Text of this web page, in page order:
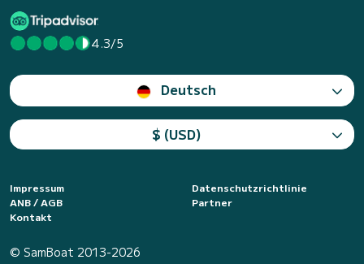
4.3/5
Deutsch
$ (USD)
Impressum
Datenschutzrichtlinie
ANB / AGB
Partner
Kontakt
© SamBoat 2013-2026